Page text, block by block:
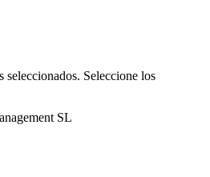
Seleccione los
SL